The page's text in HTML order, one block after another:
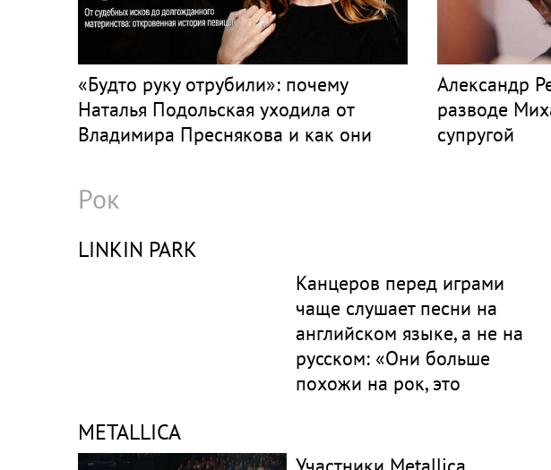
«Будто руку отрубили»: почему
Наталья Подольская уходила от
Владимира Преснякова и как они
Александр
разводе
супругой
Рок
LINKIN PARK
Канцеров перед играми
чаще слушает песни на
английском языке, а не на
русском: «Они больше
похожи на рок, это
METALLICA